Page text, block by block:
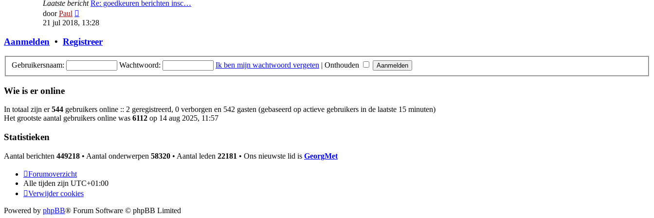
Laatste bericht Re: goedkeuren berichten insc…
doorPaul
laatste
21 jul 2018, 13:28
Aanmelden • Registreer
Gebruikersnaam: Wachtwoord: Ik ben mijn wachtwoord vergeten | Onthouden
Wie is er online
In totaal zijn er544 gebruikers online :: 2 geregistreerd, 0 verborgen en 542 gasten (gebaseerd op actieve gebruikers in de laatste 15 minuten)
Het grootste aantal gebruikers online was 6112 op 14 aug 2025, 11:57
Statistieken
Aantal berichten 449218 • Aantal onderwerpen 58320 • Aantal leden 22181 • Ons nieuwste lid is GeorgMet
Forumoverzicht
Alle tijden zijn UTC+01:00
Verwijder cookies
Powered by phpBB® Forum Software © phpBB Limited